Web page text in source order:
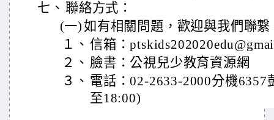
七、 聯絡方式：
(一)如有相關問題，歡迎與我們聯繋
１、 信箱：
２、 臉書：公視兒少教育資源網
３、 電話：02-2633-2000分機
至18:00)